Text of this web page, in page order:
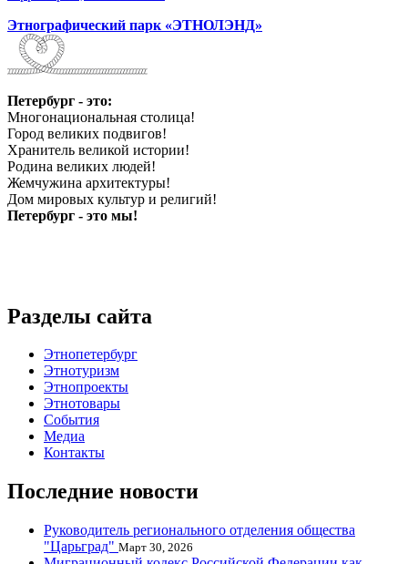
Этнографический парк «ЭТНОЛЭНД»
Петербург - это:
Многонациональная столица!
Город великих подвигов!
Хранитель великой истории!
Родина великих людей!
Жемчужина архитектуры!
Дом мировых культур и религий!
Петербург - это мы!
Разделы сайта
Этнопетербург
Этнотуризм
Этнопроекты
Этнотовары
События
Медиа
Контакты
Последние новости
Руководитель регионального отделения общества
"Царьград" Март 30, 2026